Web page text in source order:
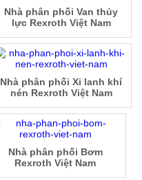
Nhà phân phối Van thủy
lực Rexroth Việt Nam
Nhà phân phối Xi lanh khí
nén Rexroth Việt Nam
Nhà phân phối Bơm
Rexroth Việt Nam